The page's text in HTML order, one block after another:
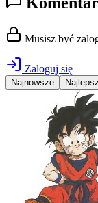
Musisz być
Zaloguj się
Najnowsze